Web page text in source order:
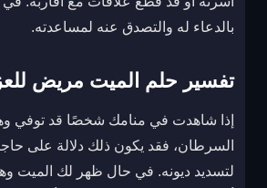
بالدعاء له والتصدق عنه لمساعدته.
تفسير حلم الميت مريض
إذا شاهدت في منامك شخصًا قد توفي
السرطان، فقد يكون ذلك دلالة على
لتسديد ديونه. في حال ظهر لك الميت